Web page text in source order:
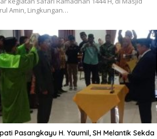
Amin, Lingkungan…
Pasangkayu H. Yaumil, SH Melantik Sekda